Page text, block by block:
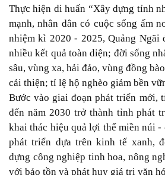
Thực hiện di huấn “Xây dựng tỉnh
mạnh, nhân dân có cuộc sống ấm
nhiệm kì 2020 - 2025, Quảng Ngãi
nhiều kết quả toàn diện; đời sống
sâu, vùng xa, hải đảo, vùng đồng
cải thiện; tỉ lệ hộ nghèo giảm bền
Bước vào giai đoạn phát triển mới,
đến năm 2030 trở thành tỉnh phát
khai thác hiệu quả lợi thế miền núi -
phát triển dựa trên kinh tế xanh,
dựng công nghiệp tinh hoa, nông
với bảo tồn và phát huy giá trị văn